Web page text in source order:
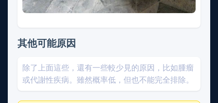
其他可能原因
除了上面這些，還有一些較少見的原因，比如腫瘤
或代謝性疾病。雖然概率低，但也不能完全排除。